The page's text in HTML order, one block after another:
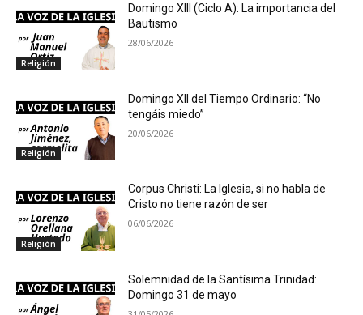
Religión
Domingo XIII (Ciclo A): La importancia del
Bautismo
28/06/2026
Religión
Domingo XII del Tiempo Ordinario: “No
tengáis miedo”
20/06/2026
Religión
Corpus Christi: La Iglesia, si no habla de
Cristo no tiene razón de ser
06/06/2026
Solemnidad de la Santísima Trinidad:
Domingo 31 de mayo